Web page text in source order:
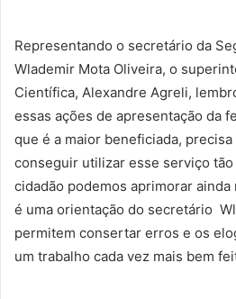
Representando o secretário da
Wlademir Mota Oliveira, o
Científica, Alexandre Agreli,
essas ações de apresentação da
que é a maior beneficiada,
conseguir utilizar esse serviço
cidadão podemos aprimorar
é uma orientação do secretário
permitem consertar erros e os
um trabalho cada vez mais bem